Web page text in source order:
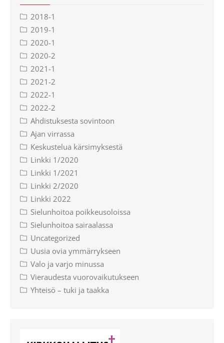
2018-1
2019-1
2020-1
2020-2
2021-1
2021-2
2022-1
2022-2
Ahdistuksesta sovintoon
Ajan virrassa
Keskustelua kärsimyksestä
Linkki 1/2020
Linkki 1/2021
Linkki 2/2020
Linkki 2022
Sielunhoitoa poikkeusoloissa
Sielunhoitoa sairaalassa
Uncategorized
Uusia ovia ymmärrykseen
Valo ja varjo minussa
Vieraudesta vuorovaikutukseen
Yhteisö – tuki ja taakka